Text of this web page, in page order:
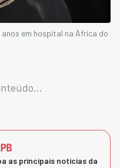
anos em hospital na África do
as principais notícias da